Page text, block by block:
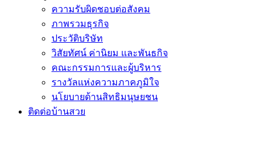
ความรับผิดชอบต่อสังคม
ภาพรวมธุรกิจ
ประวัติบริษัท
วิสัยทัศน์ ค่านิยม และพันธกิจ
คณะกรรมการและผู้บริหาร
รางวัลแห่งความภาคภูมิใจ
นโยบายด้านสิทธิมนุษยชน
ติดต่อบ้านสวย